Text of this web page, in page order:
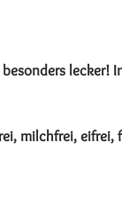
lecker!
milchfrei, eifrei,